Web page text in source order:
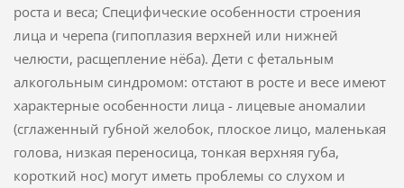
роста и веса; Специфические особенности строения
лица и черепа (гипоплазия верхней или нижней
челюсти, расщепление нёба). Дети с фетальным
алкогольным синдромом: отстают в росте и весе имеют
характерные особенности лица - лицевые аномалии
(сглаженный губной желобок, плоское лицо, маленькая
голова, низкая переносица, тонкая верхняя губа,
короткий нос) могут иметь проблемы со слухом и